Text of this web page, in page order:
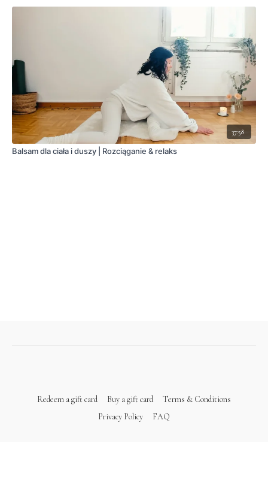
37:58
Balsam dla ciała i duszy | Rozciąganie & relaks
Redeem a gift card Buy a gift card
Terms & Conditions
Privacy Policy
FAQ